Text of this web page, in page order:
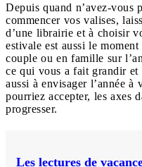
Depuis quand n’avez-vous
commencer vos valises,
d’une librairie et à choisir
estivale est aussi le
couple ou en famille sur
ce qui vous a fait grandir et
aussi à envisager l’année à
pourriez accepter, les axes
progresser.
Les lectures de